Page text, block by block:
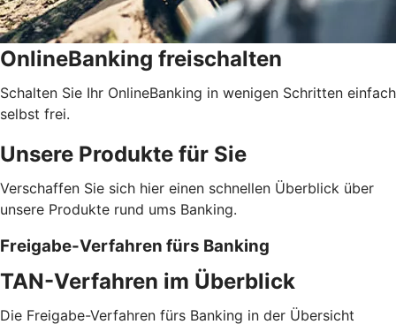
OnlineBanking freischalten
Schalten Sie Ihr OnlineBanking in wenigen Schritten einfach
selbst frei.
Unsere Produkte für Sie
Verschaffen Sie sich hier einen schnellen Überblick über
unsere Produkte rund ums Banking.
Freigabe-Verfahren fürs Banking
TAN-Verfahren im Überblick
Die Freigabe-Verfahren fürs Banking in der Übersicht